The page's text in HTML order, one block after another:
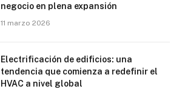
negocio en plena expansión
11 marzo 2026
Electrificación de edificios: una
tendencia que comienza a redefinir el
HVAC a nivel global